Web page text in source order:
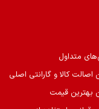
متداول
کالا و گارانتی اصلی
بهترین قیمت